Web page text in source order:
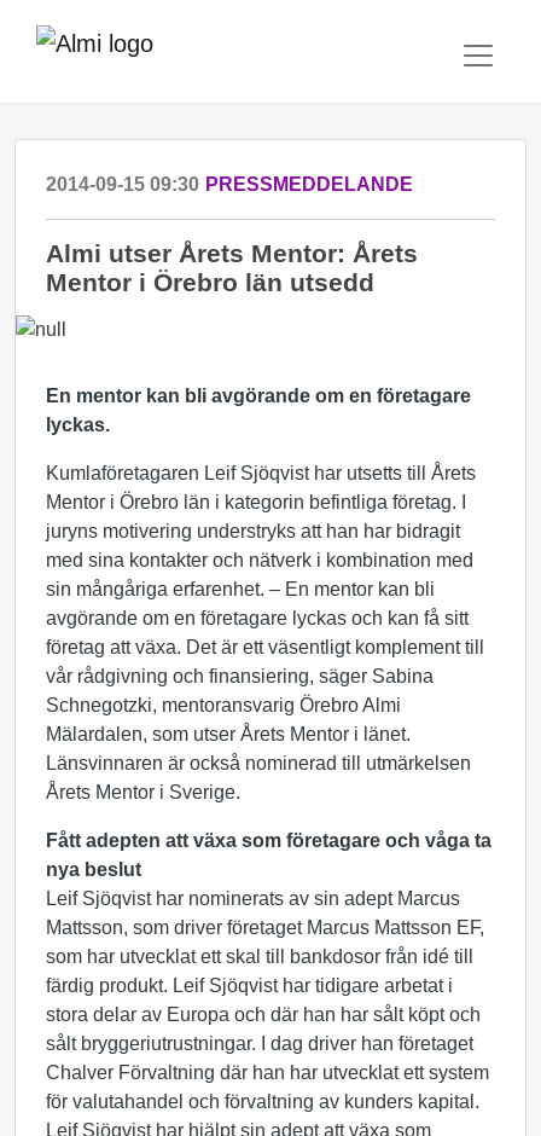
2014-09-15 09:30 PRESSMEDDELANDE
Almi utser Årets Mentor: Årets
Mentor i Örebro län utsedd
En mentor kan bli avgörande om en företagare
lyckas.
Kumlaföretagaren Leif Sjöqvist har utsetts till Årets
Mentor i Örebro län i kategorin befintliga företag. I
juryns motivering understryks att han har bidragit
med sina kontakter och nätverk i kombination med
sin mångåriga erfarenhet. – En mentor kan bli
avgörande om en företagare lyckas och kan få sitt
företag att växa. Det är ett väsentligt komplement till
vår rådgivning och finansiering, säger Sabina
Schnegotzki, mentoransvarig Örebro Almi
Mälardalen, som utser Årets Mentor i länet.
Länsvinnaren är också nominerad till utmärkelsen
Årets Mentor i Sverige.
Fått adepten att växa som företagare och våga ta
nya beslut
Leif Sjöqvist har nominerats av sin adept Marcus
Mattsson, som driver företaget Marcus Mattsson EF,
som har utvecklat ett skal till bankdosor från idé till
färdig produkt. Leif Sjöqvist har tidigare arbetat i
stora delar av Europa och där han har sålt köpt och
sålt bryggeriutrustningar. I dag driver han företaget
Chalver Förvaltning där han har utvecklat ett system
för valutahandel och förvaltning av kunders kapital.
Leif Sjöqvist har hjälpt sin adept att växa som